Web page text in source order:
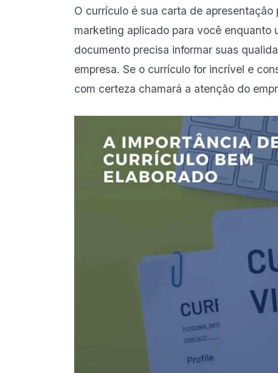
O currículo é sua carta de
marketing aplicado para você enquanto
documento precisa informar suas
empresa. Se o currículo for incrível e
com certeza chamará a atenção do